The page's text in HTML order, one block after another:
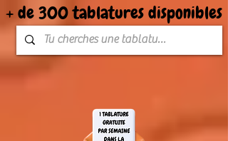
+ de 300 tablatures disponibles